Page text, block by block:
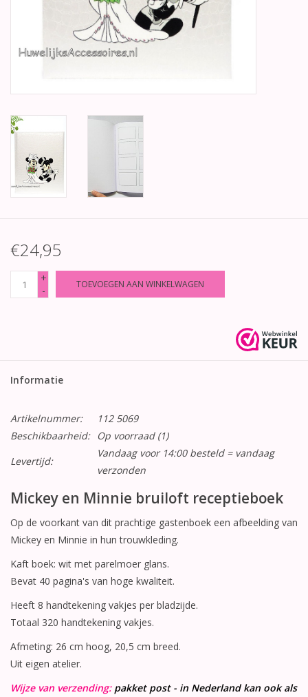
€24,95
+
-
TOEVOEGEN AAN WINKELWAGEN
Informatie
Artikelnummer:
112 5069
Beschikbaarheid:
Op voorraad(1)
Levertijd:
Vandaag voor 14:00 besteld = vandaag
verzonden
Mickey en Minnie bruiloft receptieboek
Op de voorkant van dit prachtige gastenboek een afbeelding van
Mickey en Minnie in hun trouwkleding.
Kaft boek: wit met parelmoer glans.
Bevat 40 pagina's van hoge kwaliteit.
Heeft 8 handtekening vakjes per bladzijde.
Totaal 320 handtekening vakjes.
Afmeting: 26 cm hoog, 20,5 cm breed.
Uit eigen atelier.
Wijze van verzending: pakket post - in Nederland kan ook als